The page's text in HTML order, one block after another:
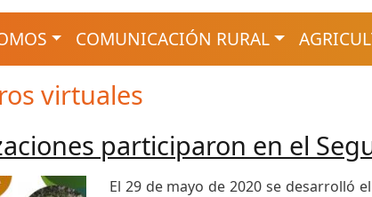
PRINCIPAL
COMUNICACIÓN RURAL
virtuales
participaron en el
El 29 de mayo de 2020 se desarrolló